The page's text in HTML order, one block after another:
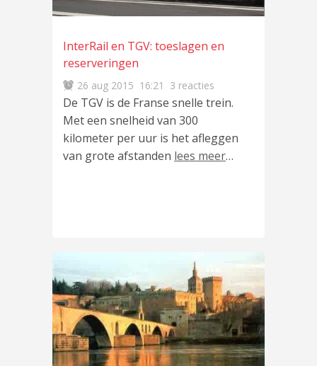
InterRail en TGV: toeslagen en
reserveringen
26 aug 2015 16:21 3 reacties
De TGV is de Franse snelle trein.
Met een snelheid van 300
kilometer per uur is het afleggen
van grote afstanden lees meer…